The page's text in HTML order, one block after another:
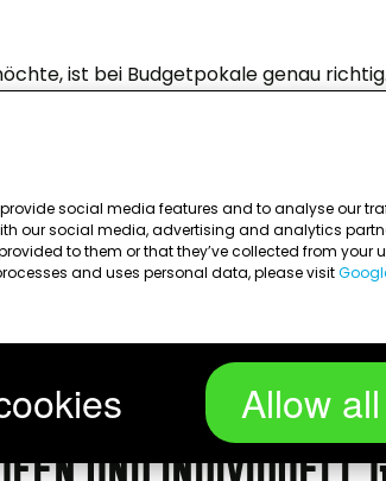
social media features and to analyse our
our social media, advertising and analytics
to them or that they’ve collected from your
and uses personal data, please visit
Allow all
ist bei Budgetpokale genau
Firmenauszeichnung
oder
eigene Meisterschaleverleihen.
individuelle Gravur und macht auch in